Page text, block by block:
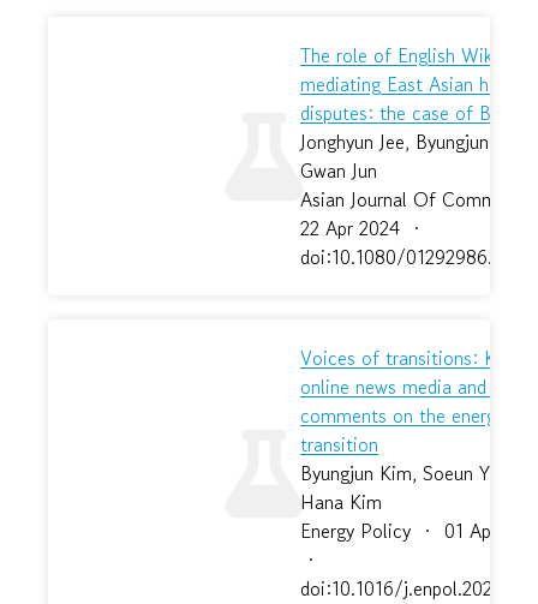
The role of English
mediating East Asian
disputes: the case of Balhae
Jonghyun Jee, Byungjun
Gwan Jun
Asian Journal Of
22 Apr 2024 ·
doi:10.1080/
Voices of transitions:
online news media and user
comments on the energy
transition
Byungjun Kim, Soeun Yang,
Hana Kim
Energy Policy · 01 Apr
·
doi:10.1016/